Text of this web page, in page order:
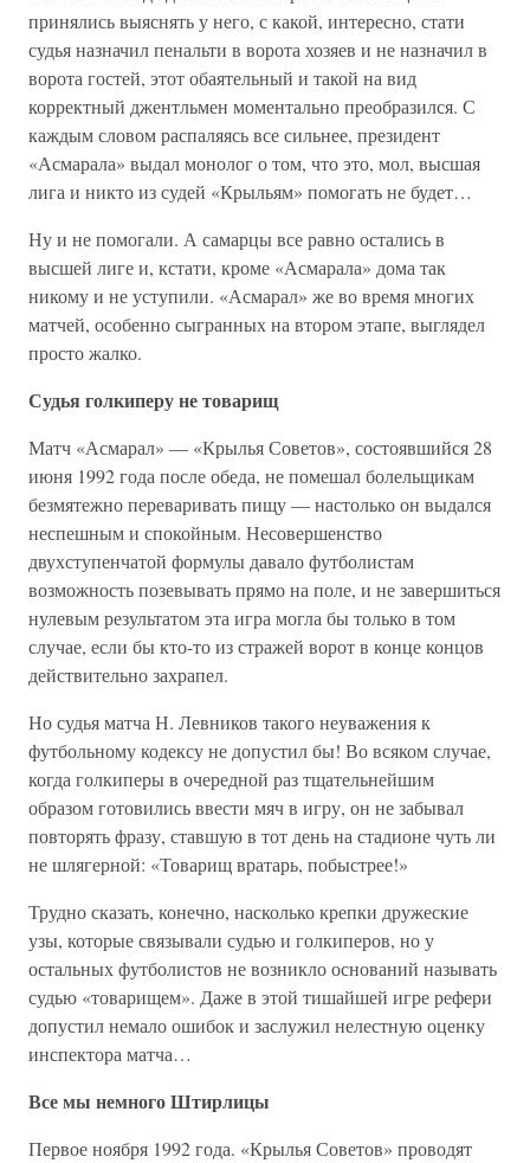
принялись выяснять у него, с какой, интересно, стати
судья назначил пенальти в ворота хозяев и не назначил в
ворота гостей, этот обаятельный и такой на вид
корректный джентльмен моментально преобразился. С
каждым словом распаляясь все сильнее, президент
«Асмарала» выдал монолог о том, что это, мол, высшая
лига и никто из судей «Крыльям» помогать не будет…
Ну и не помогали. А самарцы все равно остались в
высшей лиге и, кстати, кроме «Асмарала» дома так
никому и не уступили. «Асмарал» же во время многих
матчей, особенно сыгранных на втором этапе, выглядел
просто жалко.
Судья голкиперу не товарищ
Матч «Асмарал» — «Крылья Советов», состоявшийся 28
июня 1992 года после обеда, не помешал болельщикам
безмятежно переваривать пищу — настолько он выдался
неспешным и спокойным. Несовершенство
двухступенчатой формулы давало футболистам
возможность позевывать прямо на поле, и не завершиться
нулевым результатом эта игра могла бы только в том
случае, если бы кто-то из стражей ворот в конце концов
действительно захрапел.
Но судья матча Н. Левников такого неуважения к
футбольному кодексу не допустил бы! Во всяком случае,
когда голкиперы в очередной раз тщательнейшим
образом готовились ввести мяч в игру, он не забывал
повторять фразу, ставшую в тот день на стадионе чуть ли
не шлягерной: «Товарищ вратарь, побыстрее!»
Трудно сказать, конечно, насколько крепки дружеские
узы, которые связывали судью и голкиперов, но у
остальных футболистов не возникло оснований называть
судью «товарищем». Даже в этой тишайшей игре рефери
допустил немало ошибок и заслужил нелестную оценку
инспектора матча…
Все мы немного Штирлицы
Первое ноября 1992 года. «Крылья Советов» проводят